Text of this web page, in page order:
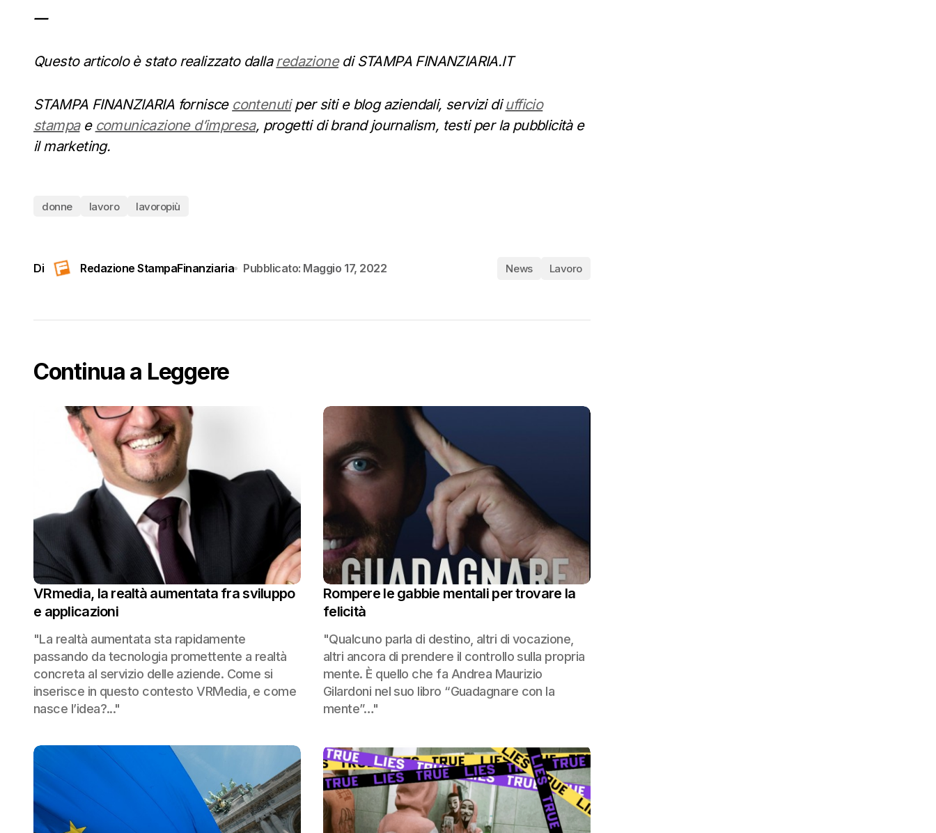
—
Questo articolo è stato realizzato dallaredazionedi STAMPA FINANZIARIA.IT
STAMPA FINANZIARIA fornisce contenutiper siti e blog aziendali, servizi diufficio
stampae comunicazione d’impresa, progetti di brand journalism, testi per la pubblicità e
il marketing.
donne lavoro lavoropiù
Di Redazione StampaFinanziaria Pubblicato: Maggio 17, 2022 News Lavoro
Continua a Leggere
VRmedia, la realtà aumentata fra sviluppo
e applicazioni
"La realtà aumentata sta rapidamente
passando da tecnologia promettente a realtà
concreta al servizio delle aziende. Come si
inserisce in questo contesto VRMedia, e come
nasce l’idea?..."
Rompere le gabbie mentali per trovare la
felicità
"Qualcuno parla di destino, altri di vocazione,
altri ancora di prendere il controllo sulla propria
mente. È quello che fa Andrea Maurizio
Gilardoni nel suo libro “Guadagnare con la
mente”…"